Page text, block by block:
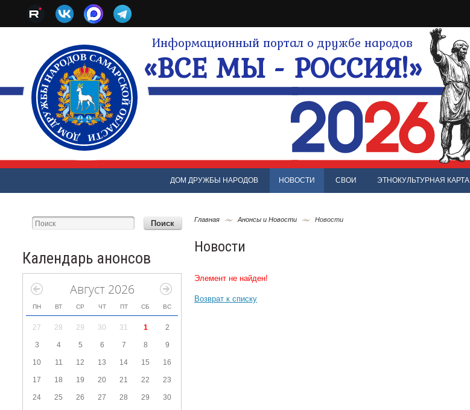
Информационный портал о дружбе народов
«ВСЕ МЫ - РОССИЯ!»
ДОМ ДРУЖБЫ НАРОДОВ НОВОСТИ СВОИ ЭТНОКУЛЬТУРНАЯ КАРТА
Календарь анонсов
Август 2026
ПН ВТ СР ЧТ ПТ СБ ВС
27 28 29 30 31 1 2
3 4 5 6 7 8 9
10 11 12 13 14 15 16
17 18 19 20 21 22 23
24 25 26 27 28 29 30
Главная Анонсы и Новости Новости
Новости
Элемент не найден!
Возврат к списку